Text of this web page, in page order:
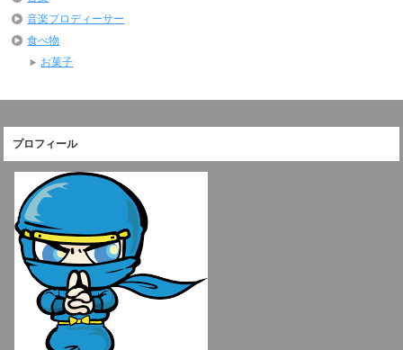
音楽プロディーサー
食べ物
お菓子
プロフィール